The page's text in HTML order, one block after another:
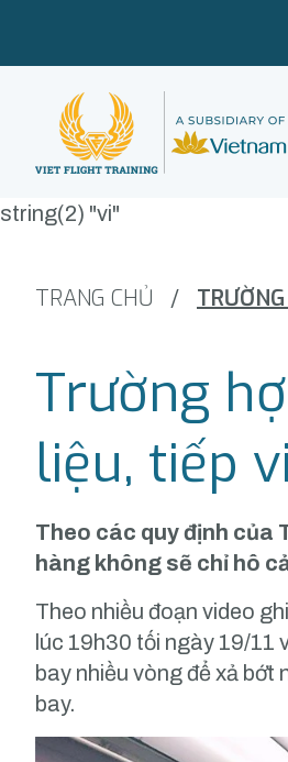
string(2) "vi"
TRANG CHỦ /
Trường
liệu, tiếp
Theo các quy định của
hàng không sẽ chỉ hô
Theo nhiều đoạn video
lúc 19h30 tối ngày 19/11
bay nhiều vòng để xả bớt
bay.